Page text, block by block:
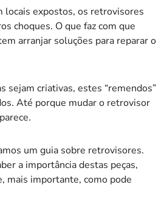
locais expostos, os retrovisores
choques. O que faz com que
arranjar soluções para reparar o
sejam criativas, estes “remendos”
Até porque mudar o retrovisor
um guia sobre retrovisores.
a importância destas peças,
mais importante, como pode